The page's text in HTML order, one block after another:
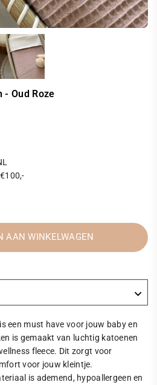
- Oud Roze
AAN WINKELWAGEN
een must have voor jouw baby en
is gemaakt van luchtig katoenen
fleece. Dit zorgt voor
voor jouw kleintje.
is ademend, hypoallergeen en